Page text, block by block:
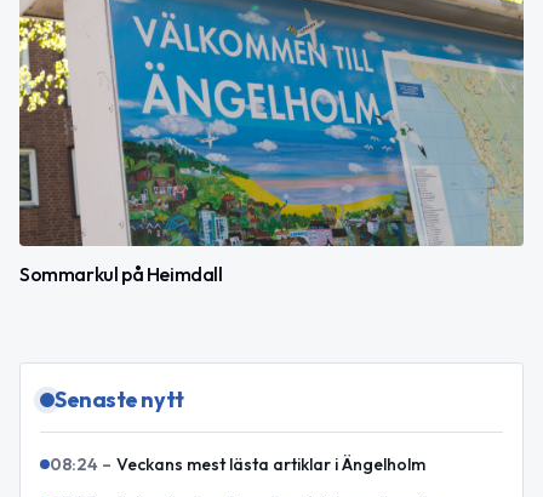
Sommarkul på Heimdall
Senaste nytt
08:24 – Veckans mest lästa artiklar i Ängelholm